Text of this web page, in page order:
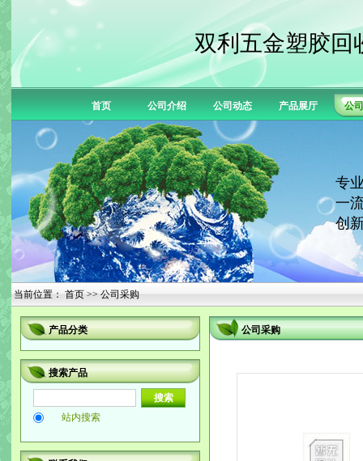
双利五金塑胶回
首页 公司介绍 公司动态 产品展厅 公
专
一
创
当前位置： 首页 >> 公司采购
产品分类
搜索产品
站内搜索
公司采购